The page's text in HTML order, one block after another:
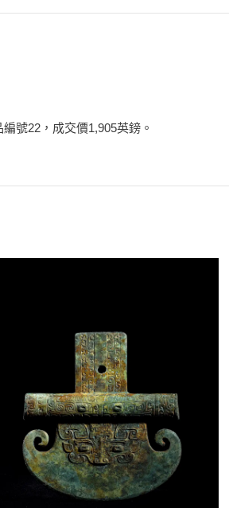
號22，成交價1,905英鎊。